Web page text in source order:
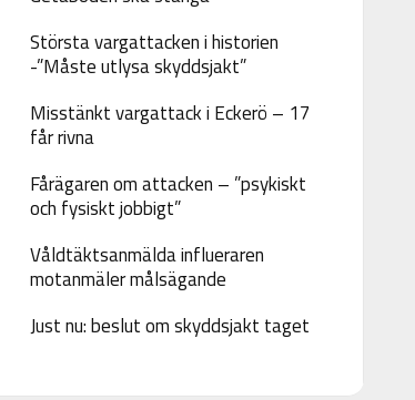
Största vargattacken i historien
-”Måste utlysa skyddsjakt”
Misstänkt vargattack i Eckerö – 17
får rivna
Fårägaren om attacken – ”psykiskt
och fysiskt jobbigt”
Våldtäktsanmälda influeraren
motanmäler målsägande
Just nu: beslut om skyddsjakt taget